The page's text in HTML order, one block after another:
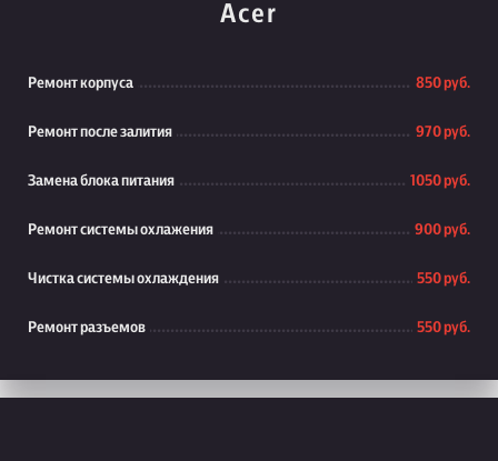
Acer
Ремонт корпуса 850 руб.
Ремонт после залития 970 руб.
Замена блока питания 1050 руб.
Ремонт системы охлажения 900 руб.
Чистка системы охлаждения 550 руб.
Ремонт разъемов 550 руб.